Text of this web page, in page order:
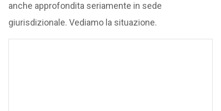
anche approfondita seriamente in sede
giurisdizionale. Vediamo la situazione.